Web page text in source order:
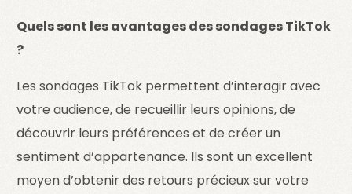
Quels sont les avantages des sondages TikTok
?
Les sondages TikTok permettent d’interagir avec
votre audience, de recueillir leurs opinions, de
découvrir leurs préférences et de créer un
sentiment d’appartenance. Ils sont un excellent
moyen d’obtenir des retours précieux sur votre